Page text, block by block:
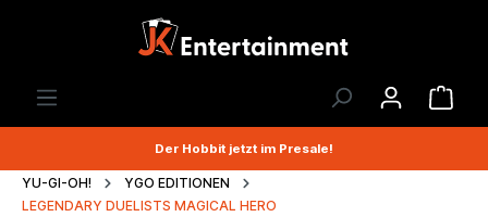
Der Hobbit jetzt im Presale!
YU-GI-OH!
YGO EDITIONEN
LEGENDARY DUELISTS MAGICAL HERO